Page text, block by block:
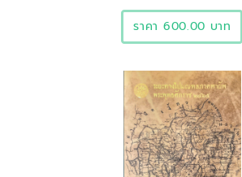
ราคา 600.00 บาท